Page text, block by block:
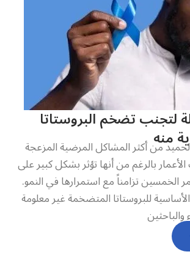
لتجنب تضخم البروستاتا
منهمن أكثر المشاكل المرضية المزعجة
بالرغم من أنها تؤثر بشكل كبير على
الخمسين تزامناً مع استمرارها في النمو.
للبروستاتا المتضخمة غير معلومة